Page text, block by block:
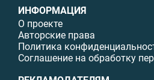
ИНФОРМАЦИЯ
О проекте
Авторские права
Политика
Соглашение на обработку